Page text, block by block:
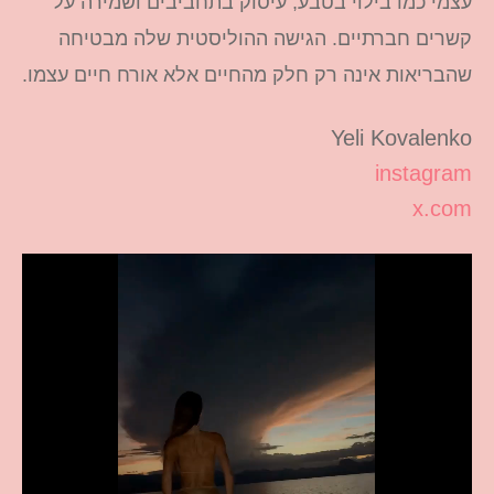
קשרים חברתיים. הגישה ההוליסטית שלה מבטיחה
שהבריאות אינה רק חלק מהחיים אלא אורח חיים עצמו.
Yeli Kovalenko
instagram
x.com